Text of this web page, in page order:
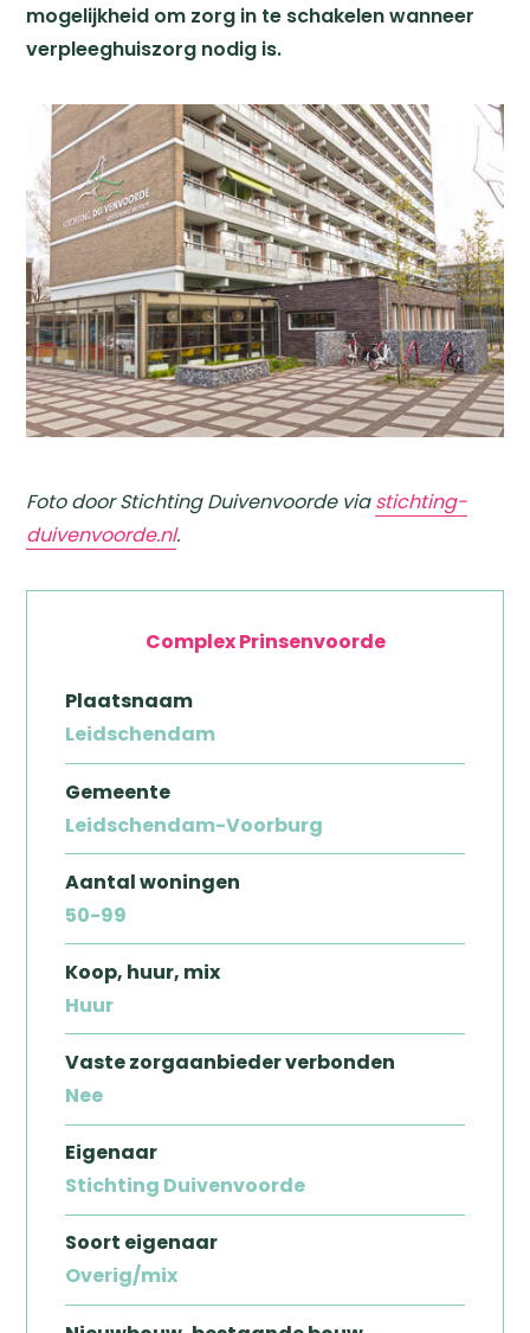
mogelijkheid om zorg in te schakelen wanneer
verpleeghuiszorg nodig is.
Foto door Stichting Duivenvoorde viastichting-
duivenvoorde.nl.
Complex Prinsenvoorde
Plaatsnaam
Leidschendam
Gemeente
Leidschendam-Voorburg
Aantal woningen
50-99
Koop, huur, mix
Huur
Vaste zorgaanbieder verbonden
Nee
Eigenaar
Stichting Duivenvoorde
Soort eigenaar
Overig/mix